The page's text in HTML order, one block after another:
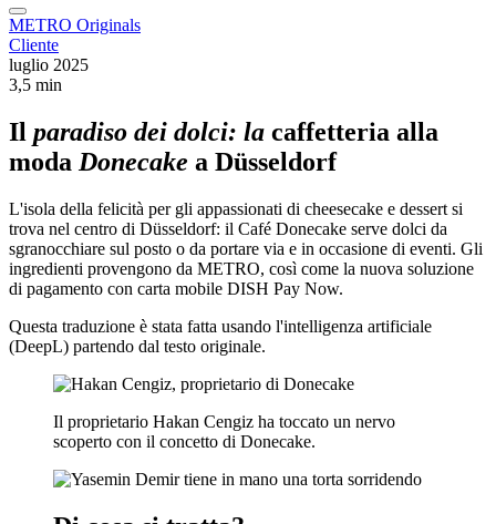
METRO Originals
Cliente
luglio 2025
3,5 min
Il paradiso dei dolci: la caffetteria alla
moda Donecake a Düsseldorf
L'isola della felicità per gli appassionati di cheesecake e dessert si
trova nel centro di Düsseldorf: il Café Donecake serve dolci da
sgranocchiare sul posto o da portare via e in occasione di eventi. Gli
ingredienti provengono da METRO, così come la nuova soluzione
di pagamento con carta mobile DISH Pay Now.
Questa traduzione è stata fatta usando l'intelligenza artificiale
(DeepL) partendo dal testo originale.
Il proprietario Hakan Cengiz ha toccato un nervo
scoperto con il concetto di Donecake.